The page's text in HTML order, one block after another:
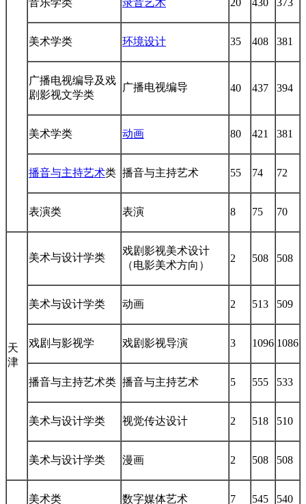
美术学类 环境设计 35 408 381
广播电视编导及戏
剧影视文学类
广播电视编导 40 437 394
美术学类 动画 80 421 381
播音与主持艺术类 播音与主持艺术 55 74 72
表演类 表演 8 75 70
天
津
美术与设计学类
戏剧影视美术设计
（电影美术方向）
2 508 508
美术与设计学类 动画 2 513 509
戏剧与影视学 戏剧影视导演 3 1096 1086
播音与主持艺术类 播音与主持艺术 5 555 533
美术与设计学类 视觉传达设计 2 518 510
美术与设计学类 漫画 2 508 508
美术类 数字媒体艺术 7 545 540